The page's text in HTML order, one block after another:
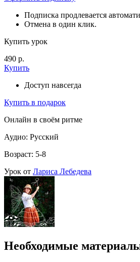
Подписка продлевается
Отмена в один клик.
Купить урок
490 р.
Купить
Доступ навсегда
Купить в подарок
Онлайн в своём ритме
Аудио: Русский
Возраст: 5-8
Урок от Лариса Лебедева
Необходимые